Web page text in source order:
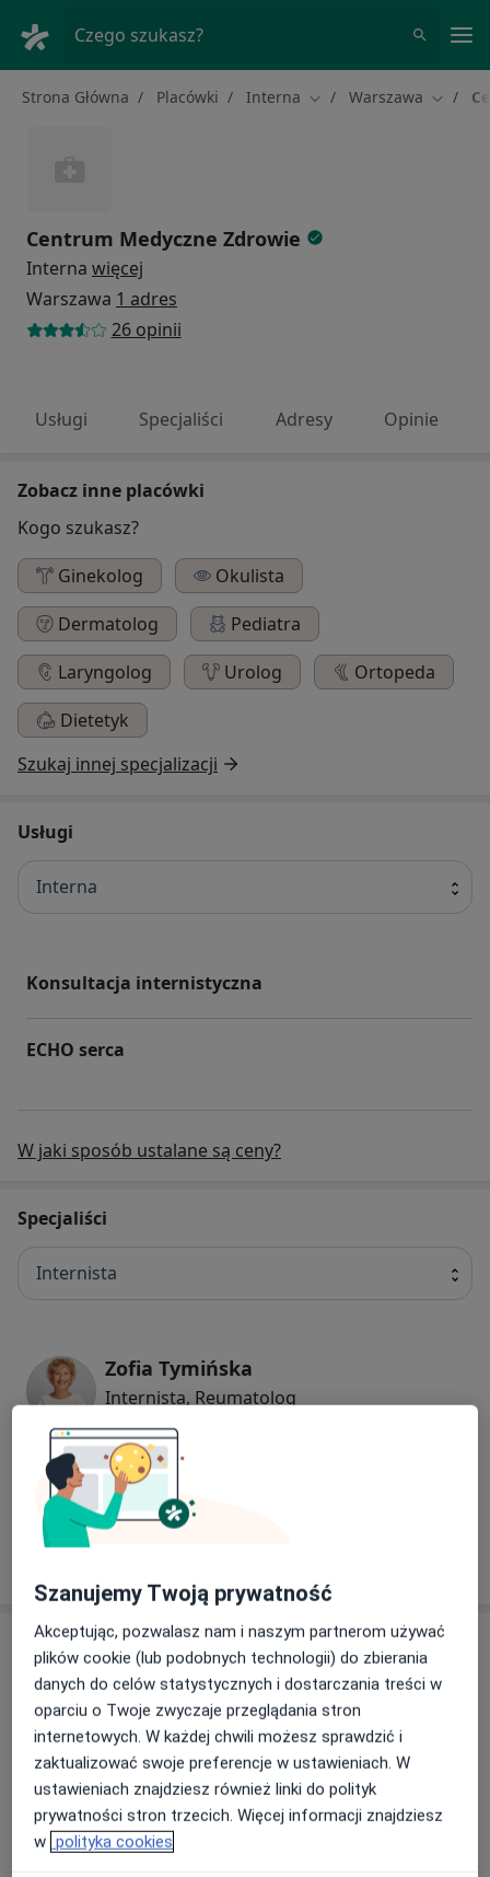
Czego szukasz?
Strona Główna Placówki Interna Zmień miasto
Warszawa Zmień
Centrum Medyczne Zdrowie
Interna więcej
Warszawa 1 adres
26 opinii
Usługi Specjaliści Adresy Opinie
Zobacz inne placówki
Kogo szukasz?
Ginekolog
Okulista
Dermatolog
Pediatra
Laryngolog
Urolog
Ortopeda
Dietetyk
Szukaj innej specjalizacji
Usługi
Interna
Konsultacja internistyczna
ECHO serca
W jaki sposób ustalane są ceny?
Specjaliści
Internista
Zofia Tymińska
Internista, Reumatolog
lek. Milena Karasińska
Internista
Adres
Powiększ mapę
Centrum Medyczne Zdrowie
Kleszczowa 26B, 02-485 Warszawa
Szanujemy Twoją prywatność
Akceptując, pozwalasz nam i naszym partnerom używać
plików cookie (lub podobnych technologii) do zbierania
danych do celów statystycznych i dostarczania treści w
oparciu o Twoje zwyczaje przeglądania stron
internetowych. W każdej chwili możesz sprawdzić i
zaktualizować swoje preferencje w ustawieniach. W
ustawieniach znajdziesz również linki do polityk
prywatności stron trzecich. Więcej informacji znajdziesz
w polityka cookies